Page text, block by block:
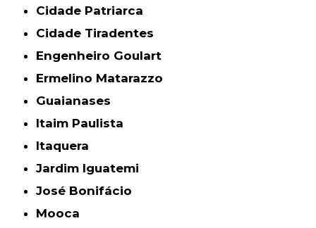
Cidade Patriarca
Cidade Tiradentes
Engenheiro Goulart
Ermelino Matarazzo
Guaianases
Itaim Paulista
Itaquera
Jardim Iguatemi
José Bonifácio
Mooca